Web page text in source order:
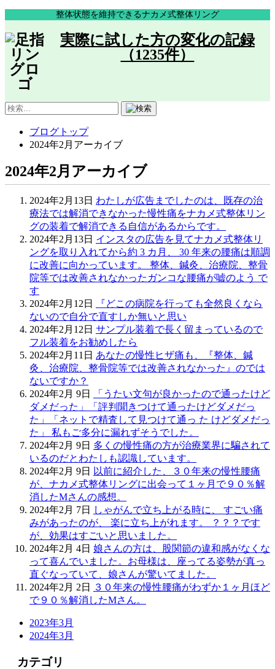
整体状態を維持できるナカメ式整体リング
実際に試した方の変化の記録
（1235件）
ブログトップ
2024年2月アーカイブ
2024年2月アーカイブ
2024年2月13日 わたしが広告までしたのは、既存の治
療法では解消できなかった慢性痛をナカメ式整体リン
グの装着で解消できる自信があるからです。
2024年2月13日 インスタの広告を見てナカメ式整体リ
ングを取り入れてから約 3 カ月、 30 年来の腰痛は順調
に改善に向かっています。 整体、鍼灸、治療院、整骨
院等では改善されなかったガンコな腰痛が嘘のよう で
す
2024年2月12日
『どこの病院を行っても全然良くなら
ないので自分で直すしか無いと思い
2024年2月12日 サンプル装着で長く留まっているので
フル装着をお勧めしたら
2024年2月11日 あなたの慢性ヒザ痛も、『整体、鍼
灸、治療院、整骨院等では改善されなかった』のでは
ないですか？
2024年2月 9日
「うたい文句が良かったので通ったけど
ダメだった」「評判聞きつけて通ったけどダメだっ
た」「ネットで精査して見つけて通っ た けどダメだっ
た」 私もご多分に漏れずそうでした。
2024年2月 9日 多くの慢性痛の方が治療業界に騙されて
いるのだとわたしも認識しています。
2024年2月 9日
以前に紹介した、３０年来の慢性腰痛
が、ナカメ式整体リングに出会って１ヶ月で９０％解
消したMさんの感想。
2024年2月 7日
しゃがんで立ち上がる時に、 すごい痛
みがあったのが、 楽に立ち上がれます。 ？？？です
が、効果はすごいと思いました。
2024年2月 4日 娘さんの方は、股関節の違和感がなくな
って喜んでいました。お母様は、座ってる姿勢が真っ
直ぐなっていて、娘さんが驚いてました。
2024年2月 2日
３０年来の慢性腰痛がわずか１ヶ月ほど
で９０％解消したMさん。
2023年3月
2024年3月
カテゴリ